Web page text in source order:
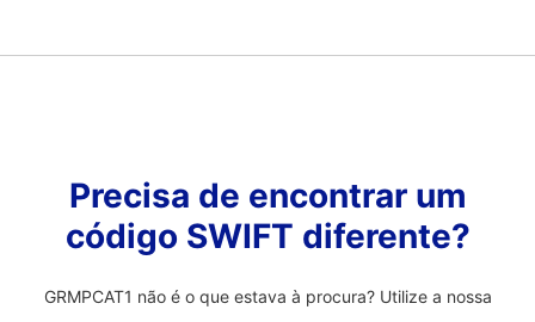
Precisa de encontrar um
código SWIFT diferente?
GRMPCAT1 não é o que estava à procura? Utilize a nossa